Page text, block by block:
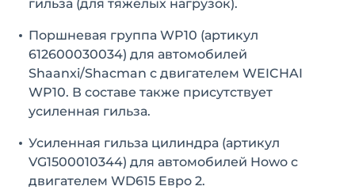
гильза (для тяжёлых нагрузок).
Поршневая группа WP10 (артикул
612600030034) для автомобилей
Shaanxi/Shacman с двигателем WEICHAI
WP10. В составе также присутствует
усиленная гильза.
Усиленная гильза цилиндра (артикул
VG1500010344) для автомобилей Howo с
двигателем WD615 Евро 2.